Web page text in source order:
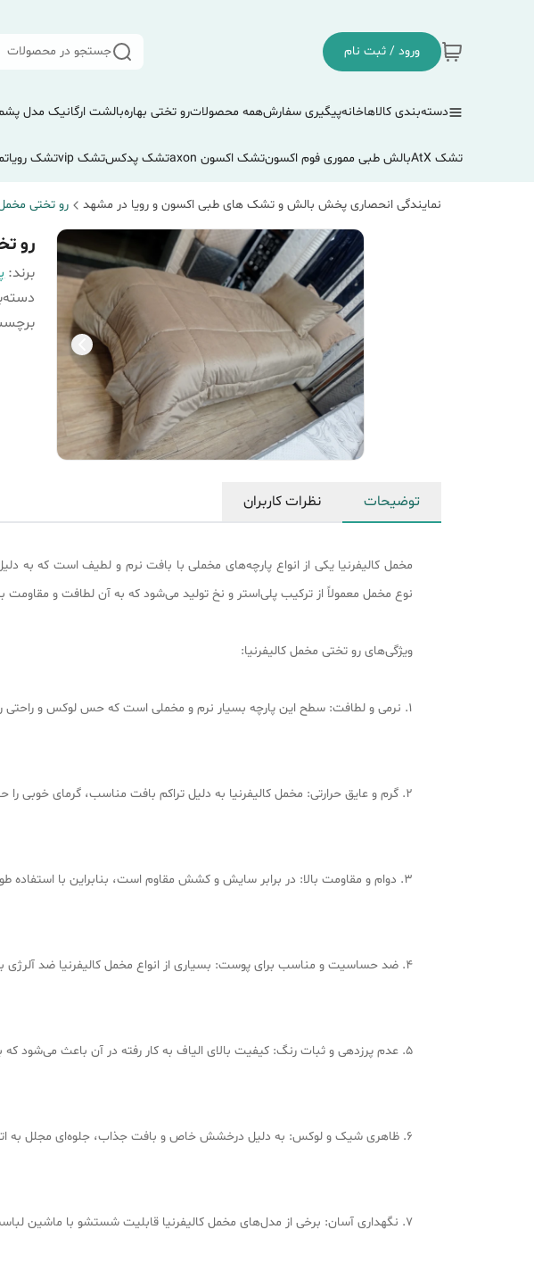
ورود / ثبت نام جستجو در محصولات
دسته‌بندی کالاهاخانهپیگیری سفارشهمه محصولاترو تختی بهارهبالشت ارگانیک مدل
تشک AtX بالش طبی مموری فوم اکسونتشک اکسون axon تشک پدکستشک vip تشک رویا
نمایندگی انحصاری پخش بالش و تشک های طبی اکسون و رویا در مشهد رو تختی مخمل
رو
برند:
توضیحات نظرات کاربران
مخمل کالیفرنیا یکی از انواع پارچه‌های مخملی با بافت نرم و لطیف است که به
نوع مخمل معمولاً از ترکیب پلی‌استر و نخ تولید می‌شود که به آن لطافت و
ویژگی‌های رو تختی مخمل کالیفرنیا:
1. نرمی و لطافت: سطح این پارچه بسیار نرم و مخملی است که حس لوکس و راحتی را به تخت خواب می‌بخشد.
2. گرم و عایق حرارتی: مخمل کالیفرنیا به دلیل تراکم بافت مناسب، گرمای خوبی را حفظ می‌کند و برای فصول سرد سال انتخابی عالی است.
3. دوام و مقاومت بالا: در برابر سایش و کشش مقاوم است، بنابراین با استفاده طولانی‌مدت، کیفیت و زیبایی خود را از دست نمی‌دهد.
4. ضد حساسیت و مناسب برای پوست: بسیاری از انواع مخمل کالیفرنیا ضد آلرژی بوده و برای پوست‌های حساس مناسب هستند.
5. عدم پرزدهی و ثبات رنگ: کیفیت بالای الیاف به کار رفته در آن باعث می‌شود که با شستشو تغییر رنگ ندهد و پرز نگیرد.
6. ظاهری شیک و لوکس: به دلیل درخشش خاص و بافت جذاب، جلوه‌ای مجلل به اتاق خواب می‌بخشد.
7. نگهداری آسان: برخی از مدل‌های مخمل کالیفرنیا قابلیت شستشو با ماشین لباسشویی را دارند و نیاز به اتو کشی ندارند.